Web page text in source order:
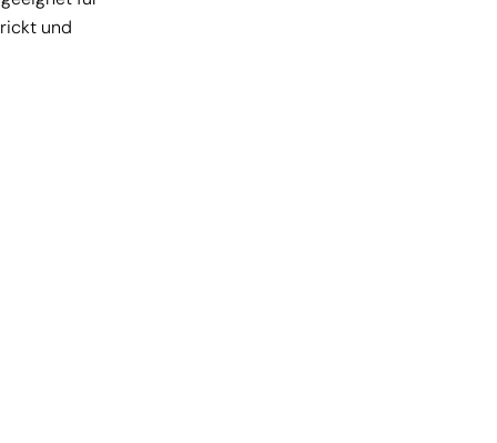
und